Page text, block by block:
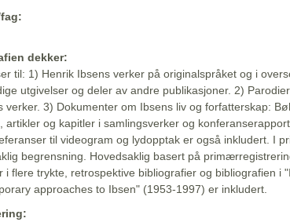
dekker:
til: 1) Henrik Ibsens verker på originalspråket og i
utgivelser og deler av andre publikasjoner. 2)
verker. 3) Dokumenter om Ibsens liv og forfatterskap:
artikler og kapitler i samlingsverker og
til videogram og lydopptak er også inkludert. I
begrensning. Hovedsaklig basert på
i flere trykte, retrospektive bibliografier og bibliografien i
approaches to Ibsen" (1953-1997) er inkludert.